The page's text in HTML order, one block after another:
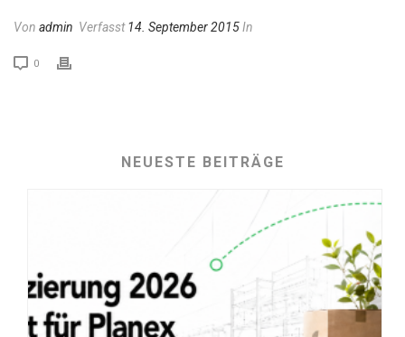
Von admin Verfasst14. September 2015In
0
NEUESTE BEITRÄGE